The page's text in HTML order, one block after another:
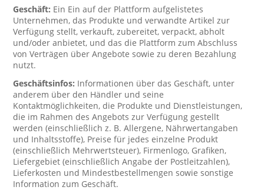
Geschäft: Ein Ein auf der Plattform aufgelistetes
Unternehmen, das Produkte und verwandte Artikel zur
Verfügung stellt, verkauft, zubereitet, verpackt, abholt
und/oder anbietet, und das die Plattform zum Abschluss
von Verträgen über Angebote sowie zu deren Bezahlung
nutzt.
Geschäftsinfos: Informationen über das Geschäft, unter
anderem über den Händler und seine
Kontaktmöglichkeiten, die Produkte und Dienstleistungen,
die im Rahmen des Angebots zur Verfügung gestellt
werden (einschließlich z. B. Allergene, Nährwertangaben
und Inhaltsstoffe), Preise für jedes einzelne Produkt
(einschließlich Mehrwertsteuer), Firmenlogo, Grafiken,
Liefergebiet (einschließlich Angabe der Postleitzahlen),
Lieferkosten und Mindestbestellmengen sowie sonstige
Information zum Geschäft.